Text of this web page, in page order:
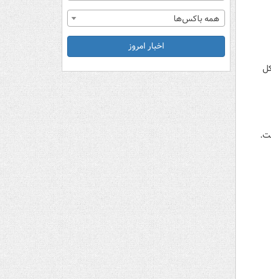
همه باکس‌ها
اخبار امروز